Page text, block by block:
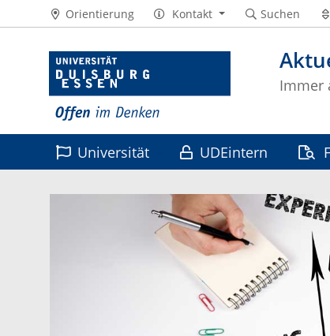
Immer
Orientierung Kontakt Suchen
Universität UDEintern